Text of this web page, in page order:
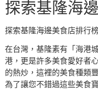
探索基隆海
探索基隆海邊美食店排行榜
在台灣，基隆素有「海港
港，更是許多美食愛好者
的熱炒，這裡的美食種類
為了讓您不錯過這些美食